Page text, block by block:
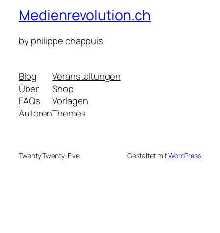
Medienrevolution.ch
by philippe chappuis
Blog
Über
FAQs
Autoren
Veranstaltungen
Shop
Vorlagen
Themes
Twenty Twenty-Five Gestaltet mitWordPress